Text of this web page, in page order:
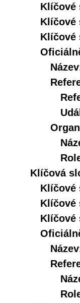
Klíčové
Klíčové
Klíčové
Klíčová
Klíčové
Klíčové
Klíčové